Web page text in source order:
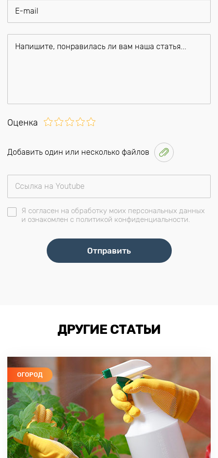
Оценка
Добавить один или несколько файлов
Я согласен на обработку моих персональных данных
и ознакомлен с политикой конфиденциальности.
ДРУГИЕ СТАТЬИ
ОГОРОД